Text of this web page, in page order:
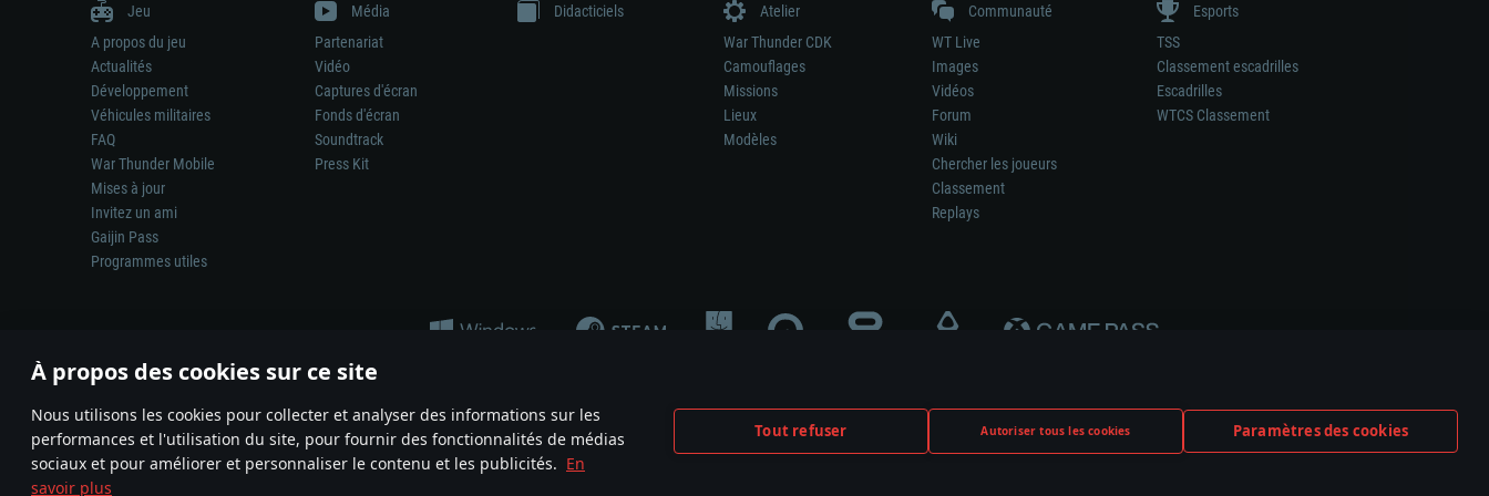
À propos des cookies sur ce site
Nous utilisons les cookies pour collecter et analyser des informations sur les
performances et l'utilisation du site, pour fournir des fonctionnalités de médias
sociaux et pour améliorer et personnaliser le contenu et les publicités. En
savoir plus
Tout refuser Autoriser tous les cookies Paramètres des cookies
Jeu
A propos du jeu
Actualités
Développement
Véhicules militaires
FAQ
War Thunder Mobile
Mises à jour
Invitez un ami
Gaijin Pass
Programmes utiles
Média
Partenariat
Vidéo
Captures d'écran
Fonds d'écran
Soundtrack
Press Kit
Didacticiels
Atelier
War Thunder CDK
Camouflages
Missions
Lieux
Modèles
Communauté
WT Live
Images
Vidéos
Forum
Wiki
Chercher les joueurs
Classement
Replays
Esports
TSS
Classement escadrilles
Escadrilles
WTCS Classement
La représentation d’une arme ou d’un véhicule réel dans ce jeu ne signifie pas la participation au développement du jeu, le sponsoring ou à l’approbation de tout fabricant d’armes ou de véhicule.
© 2011—2026 Gaijin Games Kft. All trademarks, logos and brand names are the property of their respective owners.
Termes et conditions